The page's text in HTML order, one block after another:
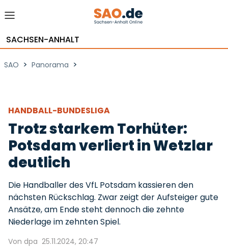
SACHSEN-ANHALT
SAO > Panorama >
HANDBALL-BUNDESLIGA
Trotz starkem Torhüter:
Potsdam verliert in Wetzlar
deutlich
Die Handballer des VfL Potsdam kassieren den
nächsten Rückschlag. Zwar zeigt der Aufsteiger gute
Ansätze, am Ende steht dennoch die zehnte
Niederlage im zehnten Spiel.
Von dpa 25.11.2024, 20:47